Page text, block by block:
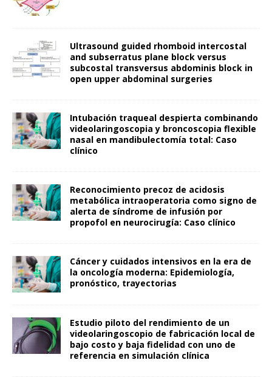
Ultrasound guided rhomboid intercostal
and subserratus plane block versus
subcostal transversus abdominis block in
open upper abdominal surgeries
Intubación traqueal despierta combinando
videolaringoscopia y broncoscopia flexible
nasal en mandibulectomía total: Caso
clínico
Reconocimiento precoz de acidosis
metabólica intraoperatoria como signo de
alerta de síndrome de infusión por
propofol en neurocirugía: Caso clínico
Cáncer y cuidados intensivos en la era de
la oncología moderna: Epidemiología,
pronóstico, trayectorias
Estudio piloto del rendimiento de un
videolaringoscopio de fabricación local de
bajo costo y baja fidelidad con uno de
referencia en simulación clínica